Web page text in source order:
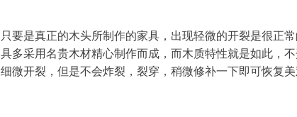
只要是真正的木头所制作的家具，出现轻微的开裂是很正
具多采用名贵木材精心制作而成，而木质特性就是如此，
细微开裂，但是不会炸裂，裂穿，稍微修补一下即可恢复美